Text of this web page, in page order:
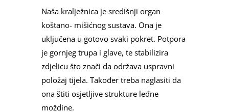
Naša kralježnica je središnji organ
koštano- mišićnog sustava. Ona je
uključena u gotovo svaki pokret. Potpora
je gornjeg trupa i glave, te stabilizira
zdjelicu što znači da održava uspravni
položaj tijela. Također treba naglasiti da
ona štiti osjetljive strukture leđne
moždine.